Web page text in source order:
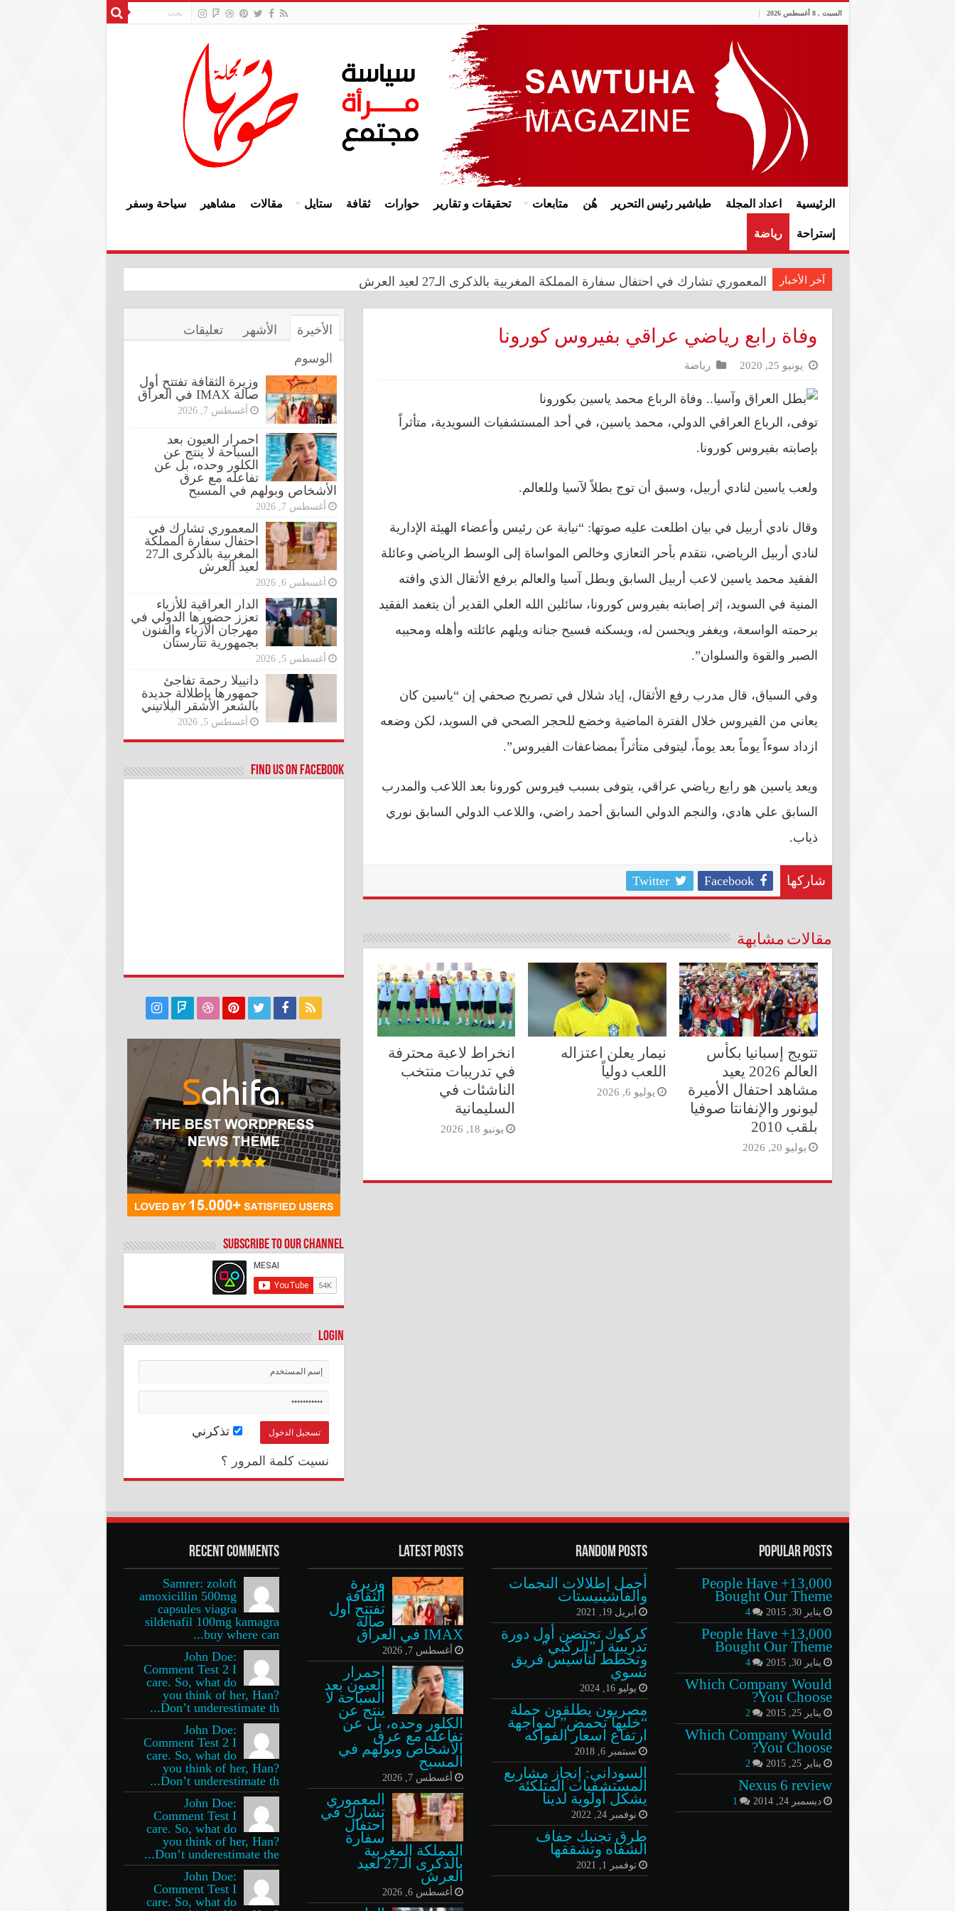
السبت , 8 أغسطس 2026
الرئيسية اعداد المجلة طباشير رئيس التحرير هُن متابعات تحقيقات و تقارير حوارات ثقافة ستايل مقالات مشاهير سياحة وسفر
إستراحة رياضة
آخر الأخبار المعموري تشارك في احتفال سفارة المملكة المغربية بالذكرى الـ27 لعيد العرش
وفاة رابع رياضي عراقي بفيروس كورونا
يونيو 25, 2020 رياضة
توفى، الرباع العراقي الدولي، محمد ياسين، في أحد المستشفيات السويدية، متأثراً
بإصابته بفيروس كورونا.
ولعب ياسين لنادي أربيل، وسبق أن توج بطلاً لآسيا وللعالم.
وقال نادي أربيل في بيان اطلعت عليه صوتها: “نيابة عن رئيس وأعضاء الهيئة الإدارية
لنادي أربيل الرياضي، نتقدم بأحر التعازي وخالص المواساة إلى الوسط الرياضي وعائلة
الفقيد محمد ياسين لاعب أربيل السابق وبطل آسيا والعالم برفع الأثقال الذي وافته
المنية في السويد، إثر إصابته بفيروس كورونا، سائلين الله العلي القدير أن يتغمد الفقيد
برحمته الواسعة، ويغفر ويحسن له، ويسكنه فسيح جناته ويلهم عائلته وأهله ومحبيه
الصبر والقوة والسلوان”.
وفي السياق، قال مدرب رفع الأثقال، إياد شلال في تصريح صحفي إن “ياسين كان
يعاني من الفيروس خلال الفترة الماضية وخضع للحجر الصحي في السويد، لكن وضعه
ازداد سوءاً يوماً بعد يوماً، ليتوفى متأثراً بمضاعفات الفيروس”.
ويعد ياسين هو رابع رياضي عراقي، يتوفى بسبب فيروس كورونا بعد اللاعب والمدرب
السابق علي هادي، والنجم الدولي السابق أحمد راضي، واللاعب الدولي السابق نوري
ذياب.
شاركها Facebook
Twitter
مقالات مشابهة
تتويج إسبانيا بكأس
العالم 2026 يعيد
مشاهد احتفال الأميرة
ليونور والإنفانتا صوفيا
بلقب 2010
يوليو 20, 2026
نيمار يعلن اعتزاله
اللعب دولياً
يوليو 6, 2026
انخراط لاعبة محترفة
في تدريبات منتخب
الناشئات في
السليمانية
يونيو 18, 2026
الأخيرة الأشهر
تعليقات
الوسوم
وزيرة الثقافة تفتتح أول
صالة IMAX في العراق
أغسطس 7, 2026
احمرار العيون بعد
السباحة لا ينتج عن
الكلور وحده، بل عن
تفاعله مع عرق
الأشخاص وبولهم في المسبح
أغسطس 7, 2026
المعموري تشارك في
احتفال سفارة المملكة
المغربية بالذكرى الـ27
لعيد العرش
أغسطس 6, 2026
الدار العراقية للأزياء
تعزز حضورها الدولي في
مهرجان الأزياء والفنون
بجمهورية تتارستان
أغسطس 5, 2026
دانييلا رحمة تفاجئ
جمهورها بإطلالة جديدة
بالشعر الأشقر البلاتيني
أغسطس 5, 2026
Find us on Facebook
Subscribe to our Channel
Login
تذكرني
نسيت كلمة المرور ؟
Popular Posts
13,000+ People Have
Bought Our Theme
يناير 30, 2015 4
13,000+ People Have
Bought Our Theme
يناير 30, 2015 4
Which Company Would
You Choose?
يناير 25, 2015 2
Which Company Would
You Choose?
يناير 25, 2015 2
Nexus 6 review
ديسمبر 24, 2014 1
Random Posts
أجمل إطلالات النجمات
والفاشينيستات
أبريل 19, 2021
كركوك تحتضن أول دورة
تدريبية لـ”الركبي”
وتخطط لتأسيس فريق
نسوي
يوليو 16, 2024
مصريون يطلقون حملة
“خليها تحمض” لمواجهة
ارتفاع اسعار الفواكه
سبتمبر 6, 2018
السوداني: إنجاز مشاريع
المستشفيات المتلكئة
يشكل أولوية لدينا
نوفمبر 24, 2022
طرق تجنبك جفاف
الشفاه وتشققها
نوفمبر 1, 2021
Latest Posts
وزيرة
الثقافة
تفتتح أول
صالة
IMAX في العراق
أغسطس 7, 2026
احمرار
العيون بعد
السباحة لا
ينتج عن
الكلور وحده، بل عن
تفاعله مع عرق
الأشخاص وبولهم في
المسبح
أغسطس 7, 2026
المعموري
تشارك في
احتفال
سفارة
المملكة المغربية
بالذكرى الـ27 لعيد
العرش
أغسطس 6, 2026
Recent Comments
Samrer: zoloft
amoxicillin 500mg
capsules viagra
sildenafil 100mg kamagra
buy where can...
John Doe:
Comment Test 2 I
care. So, what do
you think of her, Han?
Don’t underestimate th...
John Doe:
Comment Test 2 I
care. So, what do
you think of her, Han?
Don’t underestimate th...
John Doe:
Comment Test I
care. So, what do
you think of her, Han?
Don’t underestimate the...
John Doe:
Comment Test I
care. So, what do